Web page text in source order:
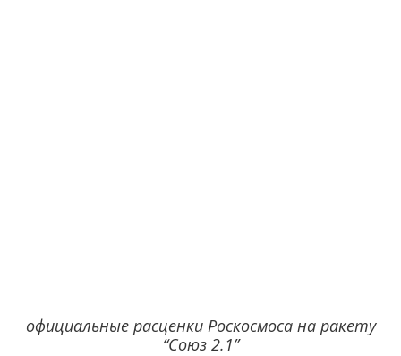
официальные расценки Роскосмоса на ракету
“Союз 2.1”